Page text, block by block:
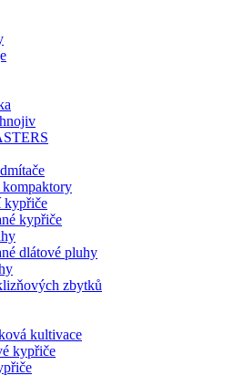
kypřiče
kypřiče
dlátové pluhy
zbytků
kultivace
kypřiče